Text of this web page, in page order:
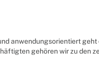
anwendungsorientiert geht
gehören wir zu den